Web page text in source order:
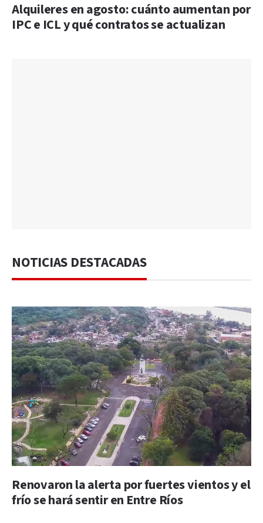
Alquileres en agosto: cuánto aumentan por
IPC e ICL y qué contratos se actualizan
NOTICIAS DESTACADAS
Renovaron la alerta por fuertes vientos y el
frío se hará sentir en Entre Ríos